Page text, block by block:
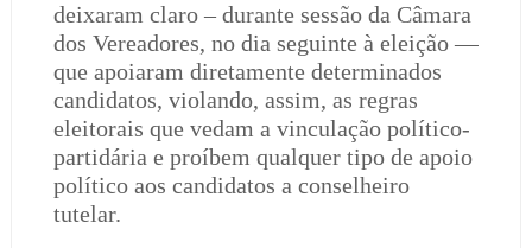
deixaram claro – durante sessão da Câmara
dos Vereadores, no dia seguinte à eleição —
que apoiaram diretamente determinados
candidatos, violando, assim, as regras
eleitorais que vedam a vinculação político-
partidária e proíbem qualquer tipo de apoio
político aos candidatos a conselheiro
tutelar.